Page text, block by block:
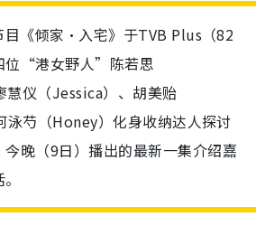
目《倾家·入宅》于TVB Plus（82
位“港女野人”陈若思
慧仪（Jessica）、胡美贻
泳芍（Honey）化身收纳达人探讨
晚（9日）播出的最新一集介绍嘉